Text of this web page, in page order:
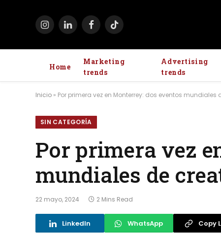
InstagramLinkedInFacebook
TikTok
Home
Marketing
trends
Advertising
trends
Inicio » Por primera vez en Monterrey: dos eventos
SIN CATEGORÍA
Por primera vez
mundiales de
22 mayo, 2024 2 Mins Read
LinkedIn WhatsApp Copy